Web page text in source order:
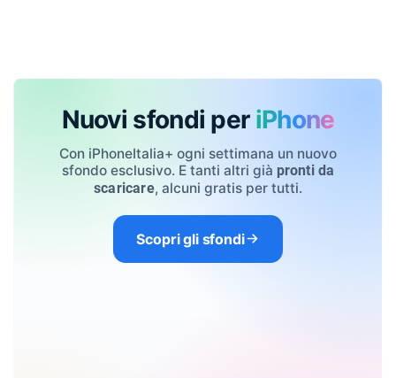
Nuovi sfondi per iPhone
Con iPhoneItalia+ ogni settimana un nuovo
sfondo esclusivo. E tanti altri già pronti da
scaricare, alcuni gratis per tutti.
Scopri gli sfondi